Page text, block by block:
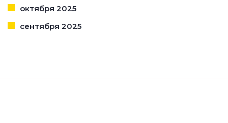
октября 2025
сентября 2025